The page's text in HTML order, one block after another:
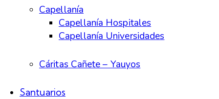
Capellanía
Capellanía Hospitales
Capellanía Universidades
Cáritas Cañete – Yauyos
Santuarios